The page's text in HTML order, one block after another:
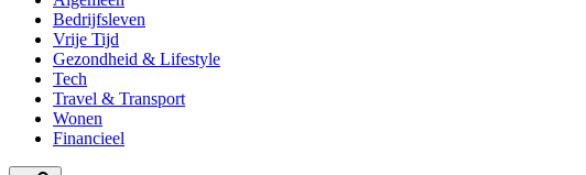
Bedrijfsleven
Vrije Tijd
Gezondheid & Lifestyle
Tech
Travel & Transport
Wonen
Financieel